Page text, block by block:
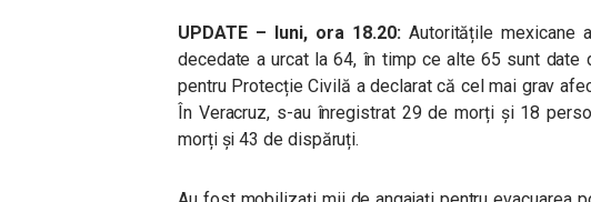
UPDATE – luni, ora 18.20: Autoritățile mexicane
decedate a urcat la 64, în timp ce alte 65 sunt date
pentru Protecție Civilă a declarat că cel mai grav
În Veracruz, s-au înregistrat 29 de morți și 18
morți și 43 de dispăruți.